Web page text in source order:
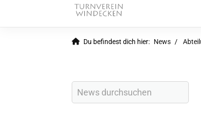
Du befindest dich hier: News